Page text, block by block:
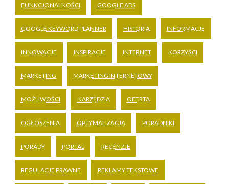
FUNKCJONALNOŚCI GOOGLE ADS
GOOGLE KEYWORD PLANNER HISTORIA INFORMACJE
INNOWACJE INSPIRACJE INTERNET KORZYŚCI
MARKETING MARKETING INTERNETOWY
MOŻLIWOŚCI NARZĘDZIA OFERTA
OGŁOSZENIA OPTYMALIZACJA PORADNIKI
PORADY PORTAL RECENZJE
REGULACJE PRAWNE REKLAMY TEKSTOWE